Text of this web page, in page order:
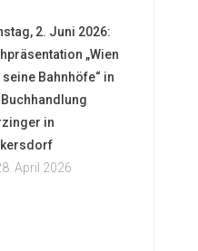
2. Juni 2026:
„Wien
seine Bahnhöfe“ in
in
April 2026